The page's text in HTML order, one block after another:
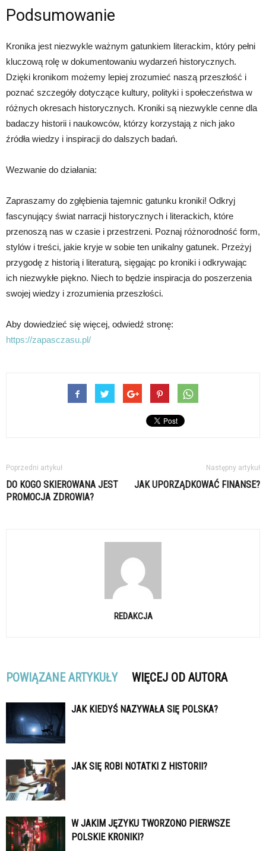
Podsumowanie
Kronika jest niezwykle ważnym gatunkiem literackim, który pełni
kluczową rolę w dokumentowaniu wydarzeń historycznych.
Dzięki kronikom możemy lepiej zrozumieć naszą przeszłość i
poznać szczegóły dotyczące kultury, polityki i społeczeństwa w
różnych okresach historycznych. Kroniki są niezwykle cenne dla
badaczy historii i naukowców, którzy korzystają z nich jako
źródła wiedzy i inspiracji do dalszych badań.
Wezwanie do działania:
Zapraszamy do zgłębienia tajemnic gatunku kroniki! Odkryj
fascynujący świat narracji historycznych i literackich, które
przenoszą nas w czasie i przestrzeni. Poznaj różnorodność form,
stylów i treści, jakie kryje w sobie ten unikalny gatunek. Przeżyj
przygodę z historią i literaturą, sięgając po kroniki i odkrywając
ich niezwykłe piękno. Niech to będzie inspiracja do poszerzenia
swojej wiedzy i zrozumienia przeszłości.
Aby dowiedzieć się więcej, odwiedź stronę:
https://zapasczasu.pl/
Poprzedni artykuł
DO KOGO SKIEROWANA JEST
PROMOCJA ZDROWIA?
Następny artykuł
JAK UPORZĄDKOWAĆ FINANSE?
REDAKCJA
POWIĄZANE ARTYKUŁY WIĘCEJ OD AUTORA
JAK KIEDYŚ NAZYWAŁA SIĘ POLSKA?
JAK SIĘ ROBI NOTATKI Z HISTORII?
W JAKIM JĘZYKU TWORZONO PIERWSZE
POLSKIE KRONIKI?